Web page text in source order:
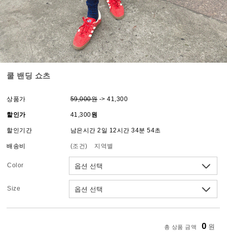
쿨 밴딩 쇼츠
상품가 59,000원-> 41,300
할인가 41,300원
할인기간 남은시간 2일 12시간 34분 54초
배송비 (조건) 지역별
Color
Size
총 상품 금액 0 원